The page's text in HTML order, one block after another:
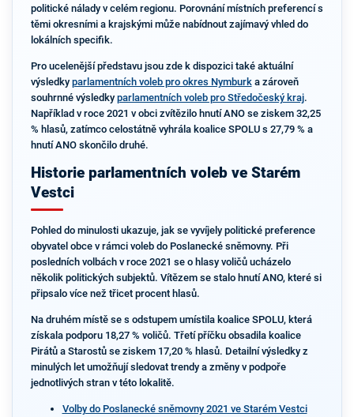
politické nálady v celém regionu. Porovnání místních preferencí s
těmi okresními a krajskými může nabídnout zajímavý vhled do
lokálních specifik.
Pro ucelenější představu jsou zde k dispozici také aktuální
výsledky parlamentních voleb pro okres Nymburka zároveň
souhrnné výsledky parlamentních voleb pro Středočeský kraj.
Například v roce 2021 v obci zvítězilo hnutí ANO se ziskem 32,25
% hlasů, zatímco celostátně vyhrála koalice SPOLU s 27,79 % a
hnutí ANO skončilo druhé.
Historie parlamentních voleb ve Starém
Vestci
Pohled do minulosti ukazuje, jak se vyvíjely politické preference
obyvatel obce v rámci voleb do Poslanecké sněmovny. Při
posledních volbách v roce 2021 se o hlasy voličů ucházelo
několik politických subjektů. Vítězem se stalo hnutí ANO, které si
připsalo více než třicet procent hlasů.
Na druhém místě se s odstupem umístila koalice SPOLU, která
získala podporu 18,27 % voličů. Třetí příčku obsadila koalice
Pirátů a Starostů se ziskem 17,20 % hlasů. Detailní výsledky z
minulých let umožňují sledovat trendy a změny v podpoře
jednotlivých stran v této lokalitě.
Volby do Poslanecké sněmovny 2021 ve Starém Vestci